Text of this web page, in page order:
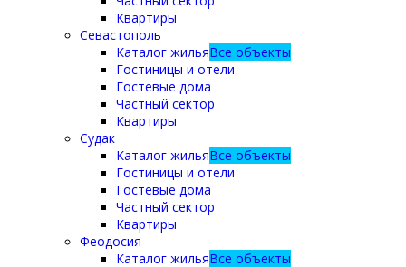
Квартиры
Севастополь
Каталог жильяВсе объекты
Гостиницы и отели
Гостевые дома
Частный сектор
Квартиры
Судак
Каталог жильяВсе объекты
Гостиницы и отели
Гостевые дома
Частный сектор
Квартиры
Феодосия
Каталог жильяВсе объекты